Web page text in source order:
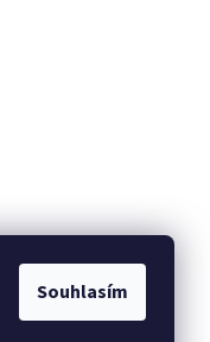
Souhlasím